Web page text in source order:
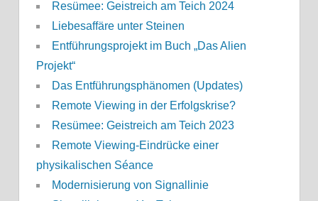
Resümee: Geistreich am Teich 2024
Liebesaffäre unter Steinen
Entführungsprojekt im Buch „Das Alien
Projekt“
Das Entführungsphänomen (Updates)
Remote Viewing in der Erfolgskrise?
Resümee: Geistreich am Teich 2023
Remote Viewing-Eindrücke einer
physikalischen Séance
Modernisierung von Signallinie